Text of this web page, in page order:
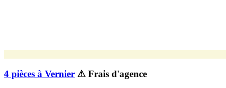
4 pièces à Vernier ⚠ Frais d'agence